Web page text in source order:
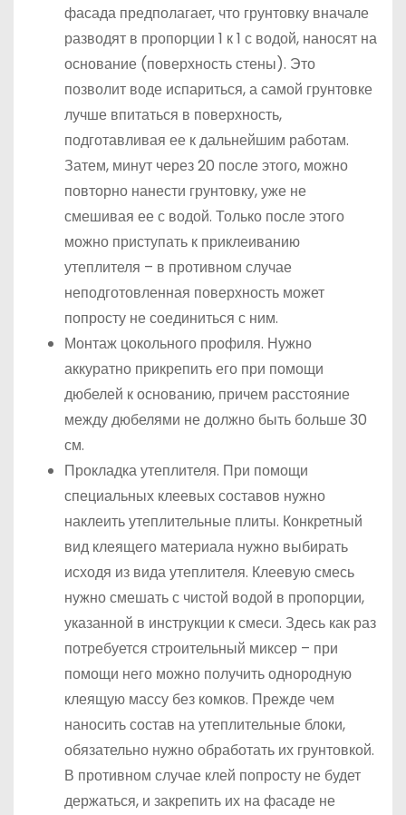
фасада предполагает, что грунтовку вначале
разводят в пропорции 1 к 1 с водой, наносят на
основание (поверхность стены). Это
позволит воде испариться, а самой грунтовке
лучше впитаться в поверхность,
подготавливая ее к дальнейшим работам.
Затем, минут через 20 после этого, можно
повторно нанести грунтовку, уже не
смешивая ее с водой. Только после этого
можно приступать к приклеиванию
утеплителя – в противном случае
неподготовленная поверхность может
попросту не соединиться с ним.
Монтаж цокольного профиля. Нужно
аккуратно прикрепить его при помощи
дюбелей к основанию, причем расстояние
между дюбелями не должно быть больше 30
см.
Прокладка утеплителя. При помощи
специальных клеевых составов нужно
наклеить утеплительные плиты. Конкретный
вид клеящего материала нужно выбирать
исходя из вида утеплителя. Клеевую смесь
нужно смешать с чистой водой в пропорции,
указанной в инструкции к смеси. Здесь как раз
потребуется строительный миксер – при
помощи него можно получить однородную
клеящую массу без комков. Прежде чем
наносить состав на утеплительные блоки,
обязательно нужно обработать их грунтовкой.
В противном случае клей попросту не будет
держаться, и закрепить их на фасаде не